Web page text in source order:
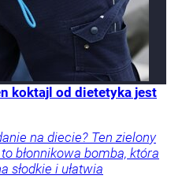
koktajl od dietetyka jest
na diecie? Ten zielony
błonnikowa bomba, która
słodkie i ułatwia